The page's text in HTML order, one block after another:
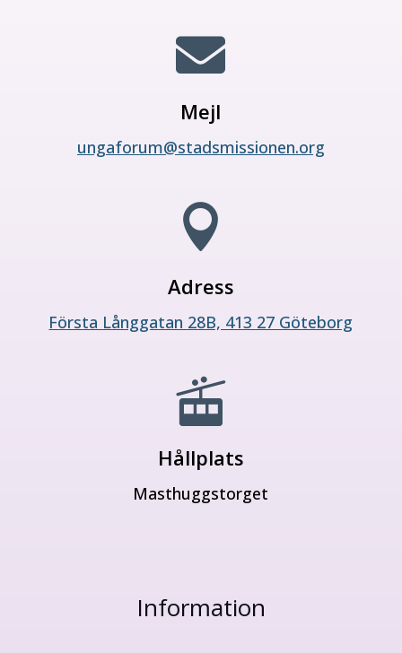

Mejl
ungaforum@stadsmissionen.org

Adress
Första Långgatan 28B, 413 27 Göteborg

Hållplats
Masthuggstorget
Information